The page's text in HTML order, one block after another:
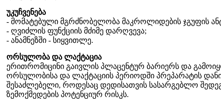
უკუჩვენება
- მომატებული მგრძნობელობა მაკროლიდების ჯგუფის
- ღვიძლის ფუნქციის მძიმე დარღვევა;
- ანამნეზში - სიყვითლე.
ორსულობა და ლაქტაცია
ერითრომიცინი გაივლის პლაცენტურ ბარიერს და
ორსულობისა და ლაქტაციის პერიოდში პრეპარატის
შესაძლებელი, როდესაც დედისათვის სასარგებლო
ზემოქმედების პოტენციურ რისკს.